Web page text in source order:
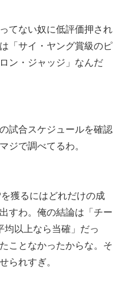
てない奴に低評価押され
「サイ・ヤング賞級のピ
ン・ジャッジ」なんだ
試合スケジュールを確認
ジで調べてるわ。
獲るにはどれだけの成
すわ。俺の結論は「チー
均以上なら当確」だっ
ことなかったからな。そ
られすぎ。